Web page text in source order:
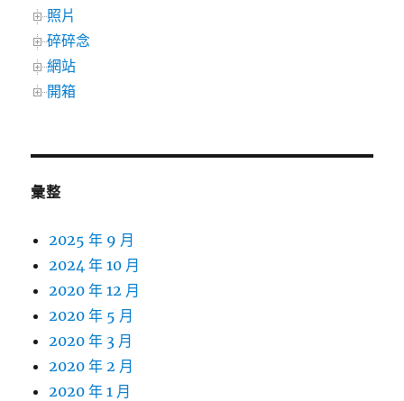
照片
碎碎念
網站
開箱
彙整
2025 年 9 月
2024 年 10 月
2020 年 12 月
2020 年 5 月
2020 年 3 月
2020 年 2 月
2020 年 1 月